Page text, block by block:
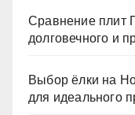
Сравнение плит
долговечного и
Выбор ёлки на
для идеального